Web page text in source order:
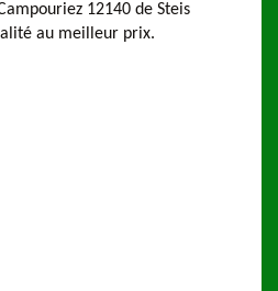
12140 de Steis
au meilleur prix.